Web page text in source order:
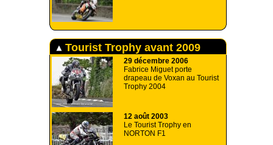
Tourist Trophy avant 2009
29 décembre 2006
Fabrice Miguet porte
drapeau de Voxan au Tourist
Trophy 2004
12 août 2003
Le Tourist Trophy en
NORTON F1